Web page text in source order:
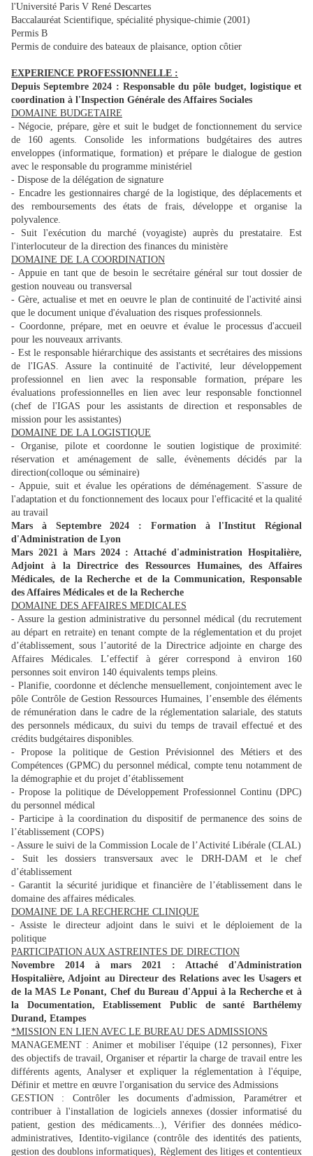
l'Université Paris V René Descartes
Baccalauréat Scientifique, spécialité physique-chimie (2001)
Permis B
Permis de conduire des bateaux de plaisance, option côtier
EXPERIENCE PROFESSIONNELLE :
Depuis Septembre 2024 : Responsable du pôle budget, logistique et
coordination à l'Inspection Générale des Affaires Sociales
DOMAINE BUDGETAIRE
- Négocie, prépare, gère et suit le budget de fonctionnement du service
de 160 agents. Consolide les informations budgétaires des autres
enveloppes (informatique, formation) et prépare le dialogue de gestion
avec le responsable du programme ministériel
- Dispose de la délégation de signature
- Encadre les gestionnaires chargé de la logistique, des déplacements et
des remboursements des états de frais, développe et organise la
polyvalence.
- Suit l'exécution du marché (voyagiste) auprès du prestataire. Est
l'interlocuteur de la direction des finances du ministère
DOMAINE DE LA COORDINATION
- Appuie en tant que de besoin le secrétaire général sur tout dossier de
gestion nouveau ou transversal
- Gère, actualise et met en oeuvre le plan de continuité de l'activité ainsi
que le document unique d'évaluation des risques professionnels.
- Coordonne, prépare, met en oeuvre et évalue le processus d'accueil
pour les nouveaux arrivants.
- Est le responsable hiérarchique des assistants et secrétaires des missions
de l'IGAS. Assure la continuité de l'activité, leur développement
professionnel en lien avec la responsable formation, prépare les
évaluations professionnelles en lien avec leur responsable fonctionnel
(chef de l'IGAS pour les assistants de direction et responsables de
mission pour les assistantes)
DOMAINE DE LA LOGISTIQUE
- Organise, pilote et coordonne le soutien logistique de proximité:
réservation et aménagement de salle, évènements décidés par la
direction(colloque ou séminaire)
- Appuie, suit et évalue les opérations de déménagement. S'assure de
l'adaptation et du fonctionnement des locaux pour l'efficacité et la qualité
au travail
Mars à Septembre 2024 : Formation à l'Institut Régional
d'Administration de Lyon
Mars 2021 à Mars 2024 : Attaché d'administration Hospitalière,
Adjoint à la Directrice des Ressources Humaines, des Affaires
Médicales, de la Recherche et de la Communication, Responsable
des Affaires Médicales et de la Recherche
DOMAINE DES AFFAIRES MEDICALES
- Assure la gestion administrative du personnel médical (du recrutement
au départ en retraite) en tenant compte de la réglementation et du projet
d’établissement, sous l’autorité de la Directrice adjointe en charge des
Affaires Médicales. L’effectif à gérer correspond à environ 160
personnes soit environ 140 équivalents temps pleins.
- Planifie, coordonne et déclenche mensuellement, conjointement avec le
pôle Contrôle de Gestion Ressources Humaines, l’ensemble des éléments
de rémunération dans le cadre de la réglementation salariale, des statuts
des personnels médicaux, du suivi du temps de travail effectué et des
crédits budgétaires disponibles.
- Propose la politique de Gestion Prévisionnel des Métiers et des
Compétences (GPMC) du personnel médical, compte tenu notamment de
la démographie et du projet d’établissement
- Propose la politique de Développement Professionnel Continu (DPC)
du personnel médical
- Participe à la coordination du dispositif de permanence des soins de
l’établissement (COPS)
- Assure le suivi de la Commission Locale de l’Activité Libérale (CLAL)
- Suit les dossiers transversaux avec le DRH-DAM et le chef
d’établissement
- Garantit la sécurité juridique et financière de l’établissement dans le
domaine des affaires médicales.
DOMAINE DE LA RECHERCHE CLINIQUE
- Assiste le directeur adjoint dans le suivi et le déploiement de la
politique
PARTICIPATION AUX ASTREINTES DE DIRECTION
Novembre 2014 à mars 2021 : Attaché d'Administration
Hospitalière, Adjoint au Directeur des Relations avec les Usagers et
de la MAS Le Ponant, Chef du Bureau d'Appui à la Recherche et à
la Documentation, Etablissement Public de santé Barthélemy
Durand, Etampes
*MISSION EN LIEN AVEC LE BUREAU DES ADMISSIONS
MANAGEMENT : Animer et mobiliser l'équipe (12 personnes), Fixer
des objectifs de travail, Organiser et répartir la charge de travail entre les
différents agents, Analyser et expliquer la réglementation à l'équipe,
Définir et mettre en œuvre l'organisation du service des Admissions
GESTION : Contrôler les documents d'admission, Paramétrer et
contribuer à l'installation de logiciels annexes (dossier informatisé du
patient, gestion des médicaments...), Vérifier des données médico-
administratives, Identito-vigilance (contrôle des identités des patients,
gestion des doublons informatiques), Règlement des litiges et contentieux